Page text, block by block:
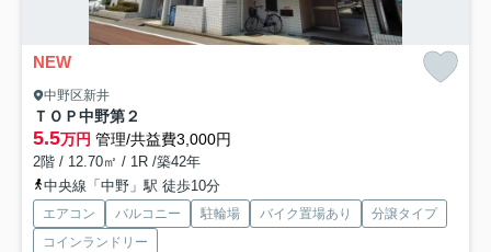
NEW
中野区新井
ＴＯＰ中野第２
5.5万円 管理/共益費3,000円
2階 / 12.70㎡ / 1R /築42年
中央線「中野」駅 徒歩10分
エアコン バルコニー 駐輪場 バイク置場あり
分譲タイプ
コインランドリー